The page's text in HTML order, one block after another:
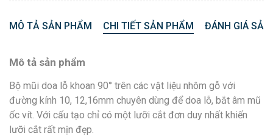
MÔ TẢ SẢN PHẨM CHI TIẾT SẢN PHẨM ĐÁNH GIÁ
Mô tả sản phẩm
Bộ mũi doa lỗ khoan 90° trên các vật liệu nhôm gỗ với
đường kính 10, 12,16mm chuyên dùng để doa lỗ, bắt âm mũ
ốc vít. Với cấu tạo chỉ có một lưỡi cắt đơn duy nhất khiến
lưỡi cắt rất mịn đẹp.